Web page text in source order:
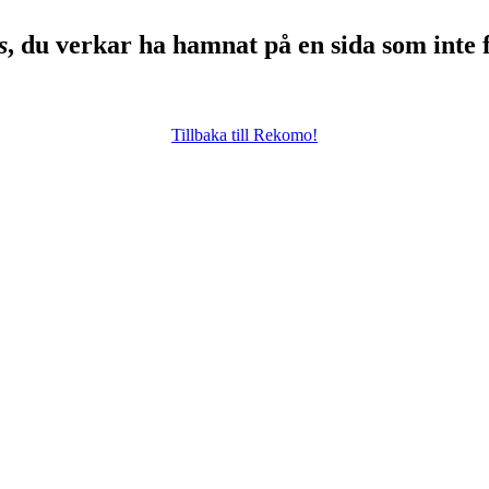
, du verkar ha hamnat på en sida som inte
Tillbaka till Rekomo!